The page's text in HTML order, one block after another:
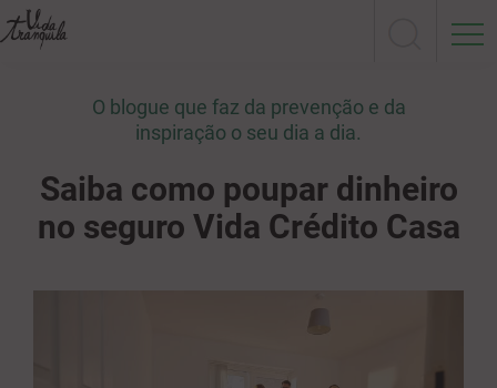
O blogue que faz da prevenção e da
inspiração o seu dia a dia.
Saiba como poupar dinheiro
no seguro Vida Crédito Casa